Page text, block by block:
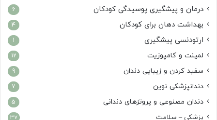
درمان و پیشگیری پوسیدگی کودکان 6
بهداشت دهان برای کودکان 4
ارتودنسی پیشگیری 1
لمینت و کامپوزیت 12
سفید کردن و زیبایی دندان 9
دندانپزشکی نوین 7
دندان مصنوعی و پروتزهای دندانی 5
پزشکی – سلامت 37